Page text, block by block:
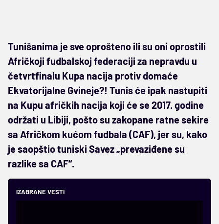
Tunišanima je sve oprošteno ili su oni oprostili
Afričkoji fudbalskoj federaciji za nepravdu u
četvrtfinalu Kupa nacija protiv domaće
Ekvatorijalne Gvineje?! Tunis će ipak nastupiti
na Kupu afričkih nacija koji će se 2017. godine
održati u Libiji, pošto su zakopane ratne sekire
sa Afričkom kućom fudbala (CAF), jer su, kako
je saopštio tuniski Savez „prevaziđene su
razlike sa CAF“.
IZABRANE VESTI